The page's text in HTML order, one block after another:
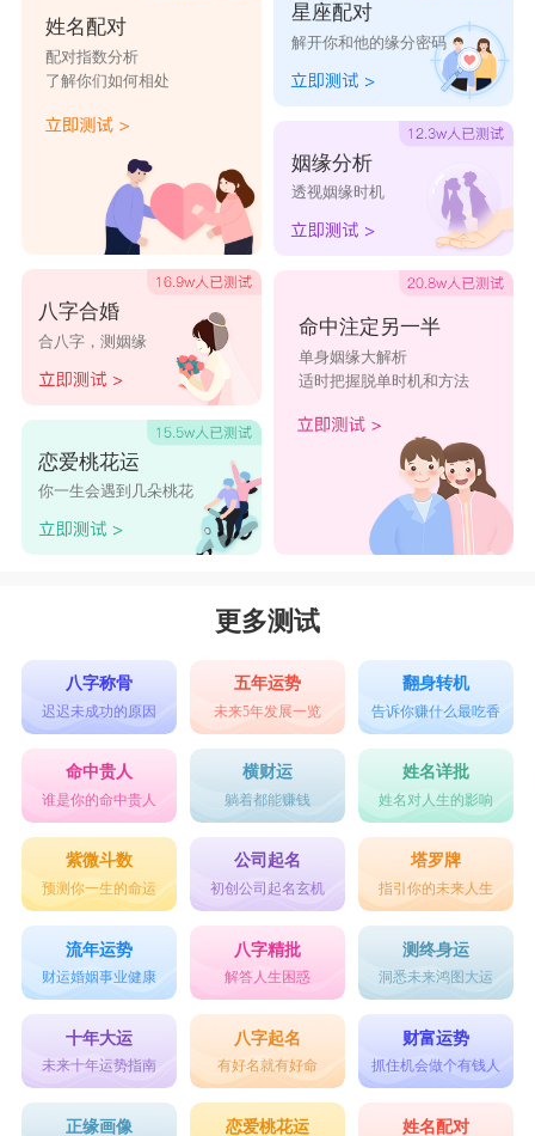
姓名配对
配对指数分析
了解你们如何相处
八字合婚
合八字，测姻缘
恋爱桃花运
你一生会遇到几朵桃花
星座配对
解开你和他的缘分密码
姻缘分析
透视姻缘时机
命中注定另一半
单身姻缘大解析
适时把握脱单时机和方法
更多测试
八字称骨
迟迟未成功的原因
五年运势
未来5年发展一览
翻身转机
告诉你赚什么最吃香
命中贵人
谁是你的命中贵人
横财运
躺着都能赚钱
姓名详批
姓名对人生的影响
紫微斗数
预测你一生的命运
公司起名
初创公司起名玄机
塔罗牌
指引你的未来人生
流年运势
财运婚姻事业健康
八字精批
解答人生困惑
测终身运
洞悉未来鸿图大运
十年大运
未来十年运势指南
八字起名
有好名就有好命
财富运势
抓住机会做个有钱人
正缘画像 恋爱桃花运 姓名配对